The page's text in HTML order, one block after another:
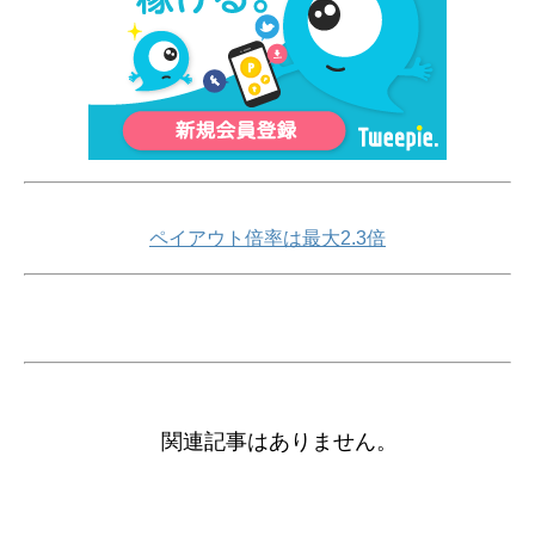
ペイアウト倍率は最大2.3倍
関連記事はありません。